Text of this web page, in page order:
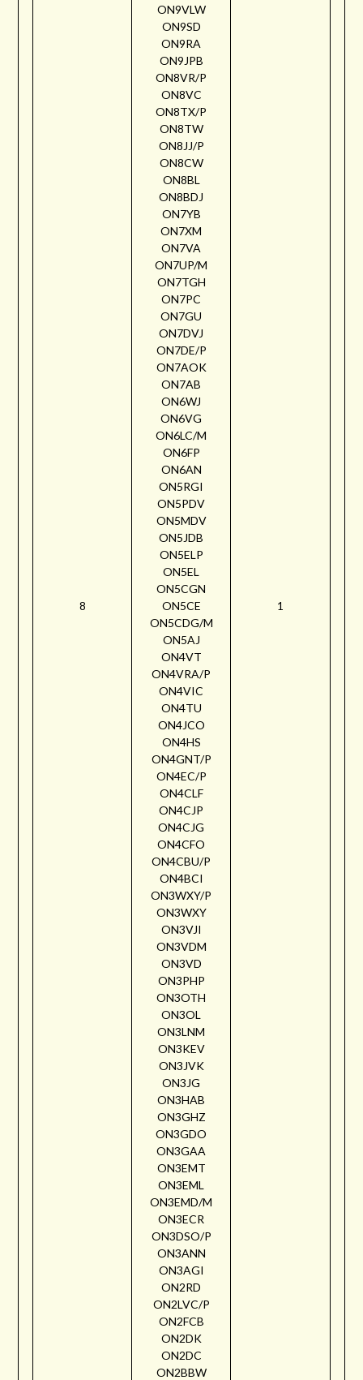
8
ON9VLW
ON9SD
ON9RA
ON9JPB
ON8VR/P
ON8VC
ON8TX/P
ON8TW
ON8JJ/P
ON8CW
ON8BL
ON8BDJ
ON7YB
ON7XM
ON7VA
ON7UP/M
ON7TGH
ON7PC
ON7GU
ON7DVJ
ON7DE/P
ON7AOK
ON7AB
ON6WJ
ON6VG
ON6LC/M
ON6FP
ON6AN
ON5RGI
ON5PDV
ON5MDV
ON5JDB
ON5ELP
ON5EL
ON5CGN
ON5CE
ON5CDG/M
ON5AJ
ON4VT
ON4VRA/P
ON4VIC
ON4TU
ON4JCO
ON4HS
ON4GNT/P
ON4EC/P
ON4CLF
ON4CJP
ON4CJG
ON4CFO
ON4CBU/P
ON4BCI
ON3WXY/P
ON3WXY
ON3VJI
ON3VDM
ON3VD
ON3PHP
ON3OTH
ON3OL
ON3LNM
ON3KEV
ON3JVK
ON3JG
ON3HAB
ON3GHZ
ON3GDO
ON3GAA
ON3EMT
ON3EML
ON3EMD/M
ON3ECR
ON3DSO/P
ON3ANN
ON3AGI
ON2RD
ON2LVC/P
ON2FCB
ON2DK
ON2DC
ON2BBW
1